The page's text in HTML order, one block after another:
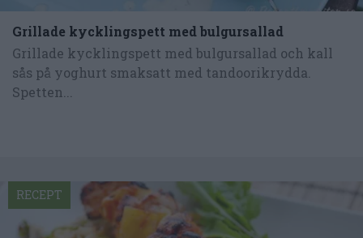
Grillade kycklingspett med bulgursallad
Grillade kycklingspett med bulgursallad och kall
sås på yoghurt smaksatt med tandoorikrydda.
Spetten...
RECEPT